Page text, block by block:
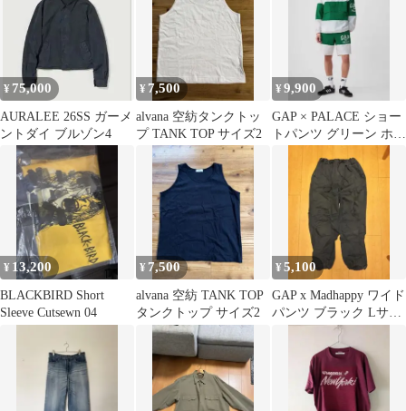
¥ 75,000
AURALEE 26SS ガーメ
ントダイ ブルゾン4
¥ 7,500
alvana 空紡タンクトッ
プ TANK TOP サイズ2
¥9,900
GAP × PALACE ショー
トパンツ グリーン ホワ
¥ 13,200
BLACKBIRD Short
Sleeve Cutsewn 04
¥ 7,500
alvana 空紡 TANK TOP
タンクトップ サイズ2
¥5,100
GAP x Madhappy ワイド
パンツ ブラック Lサイ